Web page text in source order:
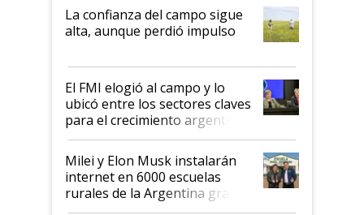
plata a un hijo para droga":
Juan Félix Rossetti, el libertario
que de una dura crisis salió
de Milei
La confianza del campo sigue
alta, aunque perdió impulso
El FMI elogió al campo y lo
ubicó entre los sectores claves
para el crecimiento argentino
Milei y Elon Musk instalarán
internet en 6000 escuelas
rurales de la Argentina gracias
a un acuerdo con Starlink